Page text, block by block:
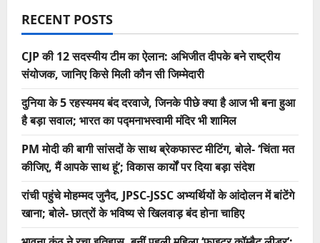
RECENT POSTS
CJP की 12 सदस्यीय टीम का ऐलान: अभिजीत दीपके बने राष्ट्रीय
संयोजक, जानिए किसे मिली कौन सी जिम्मेदारी
दुनिया के 5 रहस्यमय बंद दरवाजे, जिनके पीछे क्या है आज भी बना हुआ
है बड़ा सवाल; भारत का पद्मनाभस्वामी मंदिर भी शामिल
PM मोदी की बागी सांसदों के साथ ब्रेकफास्ट मीटिंग, बोले- ‘चिंता मत
कीजिए, मैं आपके साथ हूं’; विकास कार्यों पर दिया बड़ा संदेश
रांची पहुंचे मोहम्मद जुनैद, JPSC-JSSC अभ्यर्थियों के आंदोलन में बांटेंगे
खाना; बोले- छात्रों के भविष्य से खिलवाड़ बंद होना चाहिए